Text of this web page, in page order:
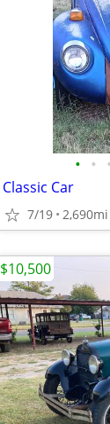
• • •
Classic Car
7/19 2,690mi
$10,500